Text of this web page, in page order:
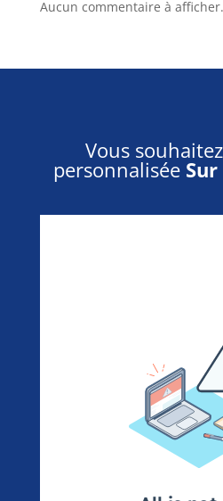
Aucun commentaire à afficher.
Vous
personnalisée